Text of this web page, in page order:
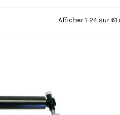
Afficher 1-24 sur